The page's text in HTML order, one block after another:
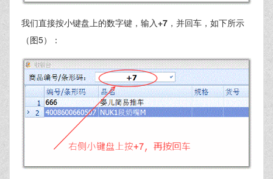
我们直接按小键盘上的数字键，输入+7 ，并回车，如下所示
（图5）：